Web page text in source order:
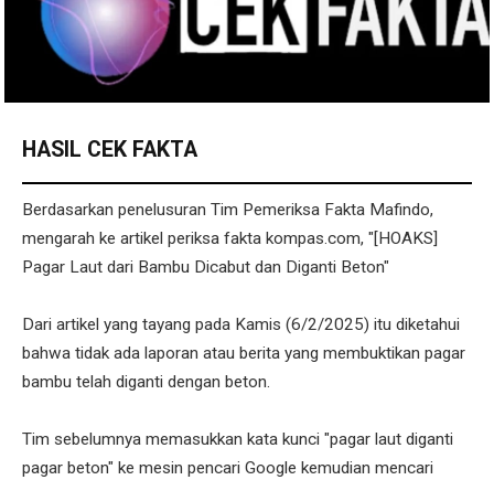
HASIL CEK FAKTA
Berdasarkan penelusuran Tim Pemeriksa Fakta Mafindo,
mengarah ke artikel periksa fakta kompas.com, "[HOAKS]
Pagar Laut dari Bambu Dicabut dan Diganti Beton"
Dari artikel yang tayang pada Kamis (6/2/2025) itu diketahui
bahwa tidak ada laporan atau berita yang membuktikan pagar
bambu telah diganti dengan beton.
Tim sebelumnya memasukkan kata kunci "pagar laut diganti
pagar beton" ke mesin pencari Google kemudian mencari